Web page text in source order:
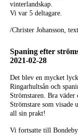
vinterlandskap.
Vi var 5 deltagare.
/Christer Johansson,
Spaning efter
2021-02-28
Det blev en mycket
Ringarhultsån och
Strömstaren. Bra väder
Strömstare som visade
all sin prakt!
Vi fortsatte till